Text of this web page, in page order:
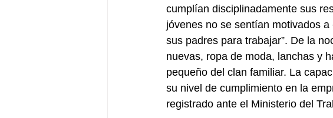
cumplían disciplinadamente sus
jóvenes no se sentían motivados
sus padres para trabajar”. De la
nuevas, ropa de moda, lanchas y
pequeño del clan familiar. La
su nivel de cumplimiento en la
registrado ante el Ministerio del